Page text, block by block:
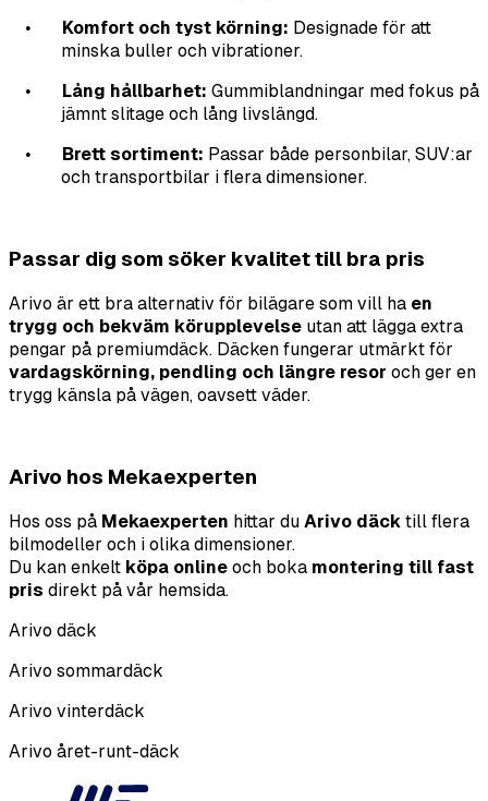
• Komfort och tyst körning: Designade för att
minska buller och vibrationer.
• Lång hållbarhet: Gummiblandningar med fokus på
jämnt slitage och lång livslängd.
• Brett sortiment: Passar både personbilar, SUV:ar
och transportbilar i flera dimensioner.
Passar dig som söker kvalitet till bra pris
Arivo är ett bra alternativ för bilägare som vill ha en
trygg och bekväm körupplevelse utan att lägga extra
pengar på premiumdäck. Däcken fungerar utmärkt för
vardagskörning, pendling och längre resor och ger en
trygg känsla på vägen, oavsett väder.
Arivo hos Mekaexperten
Hos oss på Mekaexperten hittar du Arivo däck till flera
bilmodeller och i olika dimensioner.
Du kan enkelt köpa online och boka montering till fast
pris direkt på vår hemsida.
Arivo däck
Arivo sommardäck
Arivo vinterdäck
Arivo året-runt-däck